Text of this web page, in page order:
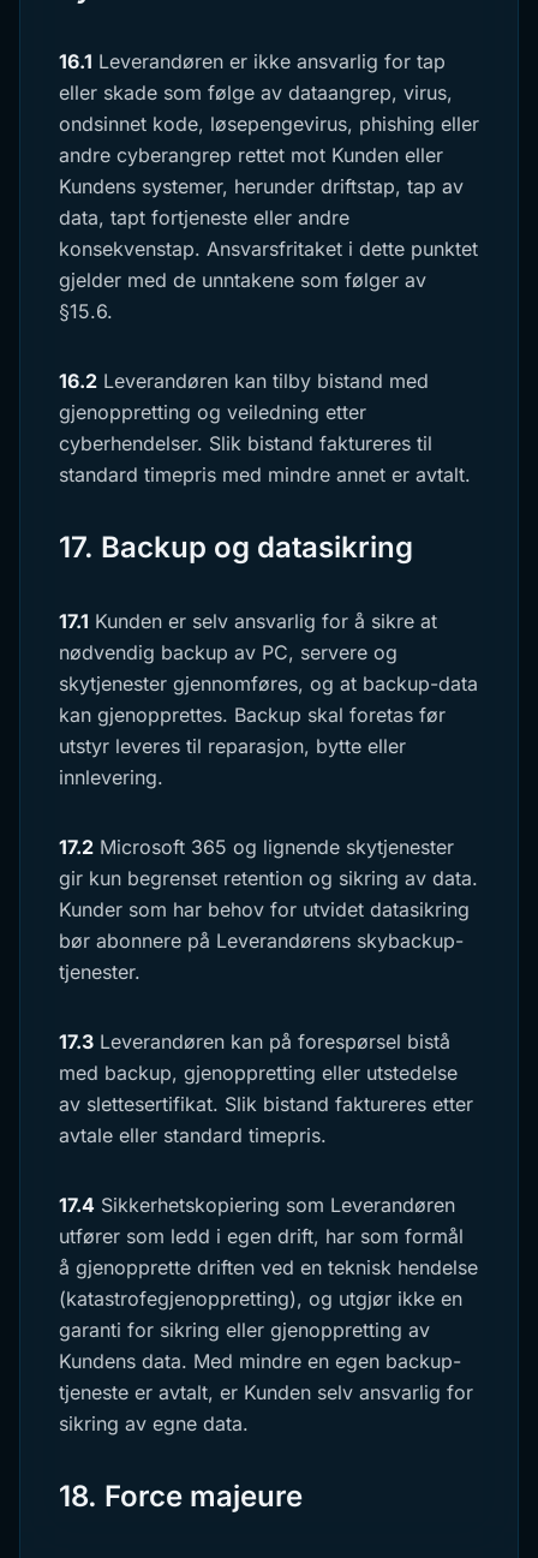
16.1 Leverandøren er ikke ansvarlig for tap
eller skade som følge av dataangrep, virus,
ondsinnet kode, løsepengevirus, phishing eller
andre cyberangrep rettet mot Kunden eller
Kundens systemer, herunder driftstap, tap av
data, tapt fortjeneste eller andre
konsekvenstap. Ansvarsfritaket i dette punktet
gjelder med de unntakene som følger av
§15.6.
16.2 Leverandøren kan tilby bistand med
gjenoppretting og veiledning etter
cyberhendelser. Slik bistand faktureres til
standard timepris med mindre annet er avtalt.
17. Backup og datasikring
17.1 Kunden er selv ansvarlig for å sikre at
nødvendig backup av PC, servere og
skytjenester gjennomføres, og at backup-data
kan gjenopprettes. Backup skal foretas før
utstyr leveres til reparasjon, bytte eller
innlevering.
17.2 Microsoft 365 og lignende skytjenester
gir kun begrenset retention og sikring av data.
Kunder som har behov for utvidet datasikring
bør abonnere på Leverandørens skybackup-
tjenester.
17.3 Leverandøren kan på forespørsel bistå
med backup, gjenoppretting eller utstedelse
av slettesertifikat. Slik bistand faktureres etter
avtale eller standard timepris.
17.4 Sikkerhetskopiering som Leverandøren
utfører som ledd i egen drift, har som formål
å gjenopprette driften ved en teknisk hendelse
(katastrofegjenoppretting), og utgjør ikke en
garanti for sikring eller gjenoppretting av
Kundens data. Med mindre en egen backup-
tjeneste er avtalt, er Kunden selv ansvarlig for
sikring av egne data.
18. Force majeure